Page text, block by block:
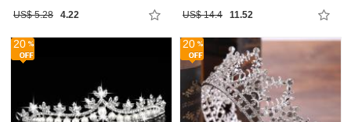
US$ 5.28 4.22 US$ 14.4 11.52
20 20